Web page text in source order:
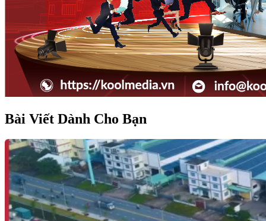
Bài Viết Dành Cho Bạn